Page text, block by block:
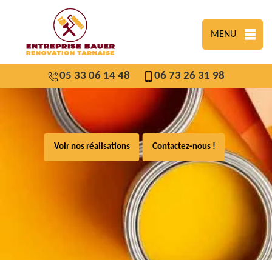
MENU
05 33 06 14 48 06 73 26 31 98
Voir nos réalisations Contactez-nous !